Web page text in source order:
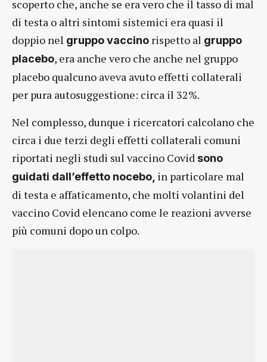
scoperto che, anche se era vero che il tasso di mal
di testa o altri sintomi sistemici era quasi il
doppio nel gruppo vaccino rispetto al gruppo
placebo, era anche vero che anche nel gruppo
placebo qualcuno aveva avuto effetti collaterali
per pura autosuggestione: circa il 32%.
Nel complesso, dunque i ricercatori calcolano che
circa i due terzi degli effetti collaterali comuni
riportati negli studi sul vaccino Covidsono
guidati dall’effetto nocebo, in particolare mal
di testa e affaticamento, che molti volantini del
vaccino Covid elencano come le reazioni avverse
più comuni dopo un colpo.